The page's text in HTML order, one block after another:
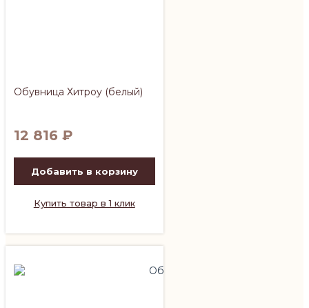
Обувница Хитроу (белый)
12 816 ₽
Добавить в корзину
Купить товар в 1 клик